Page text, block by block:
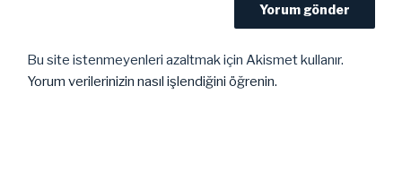
Bu site istenmeyenleri azaltmak için Akismet kullanır.
Yorum verilerinizin nasıl işlendiğini öğrenin.